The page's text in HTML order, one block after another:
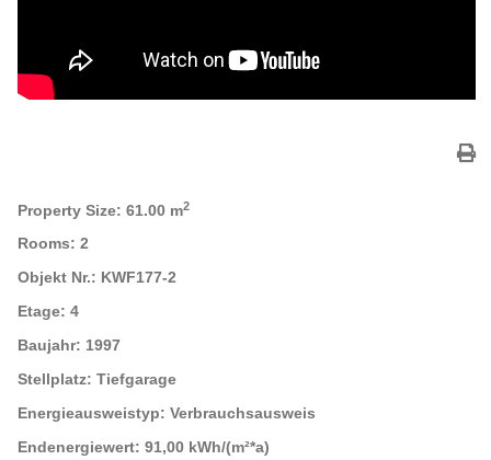
Property Size: 61.00 m2
Rooms: 2
Objekt Nr.: KWF177-2
Etage: 4
Baujahr: 1997
Stellplatz: Tiefgarage
Energieausweistyp: Verbrauchsausweis
Endenergiewert: 91,00 kWh/(m²*a)